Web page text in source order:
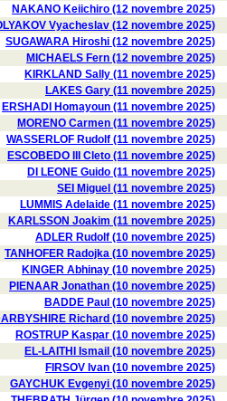
NAKANO Keiichiro (12 novembre 2025)
Vyacheslav (12 novembre 2025)
SUGAWARA Hiroshi (12 novembre 2025)
MICHAELS Fern (12 novembre 2025)
KIRKLAND Sally (11 novembre 2025)
LAKES Gary (11 novembre 2025)
ERSHADI Homayoun (11 novembre 2025)
MORENO Carmen (11 novembre 2025)
WASSERLOF Rudolf (11 novembre 2025)
ESCOBEDO III Cleto (11 novembre 2025)
DI LEONE Guido (11 novembre 2025)
SEI Miguel (11 novembre 2025)
LUMMIS Adelaide (11 novembre 2025)
KARLSSON Joakim (11 novembre 2025)
ADLER Rudolf (10 novembre 2025)
TANHOFER Radojka (10 novembre 2025)
KINGER Abhinay (10 novembre 2025)
PIENAAR Jonathan (10 novembre 2025)
BADDE Paul (10 novembre 2025)
Richard (10 novembre 2025)
ROSTRUP Kaspar (10 novembre 2025)
EL-LAITHI Ismail (10 novembre 2025)
FIRSOV Ivan (10 novembre 2025)
GAYCHUK Evgenyi (10 novembre 2025)